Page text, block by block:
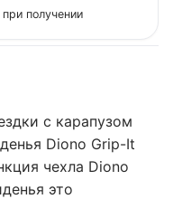
получении
с карапузом
Diono Grip-It
чехла Diono
это